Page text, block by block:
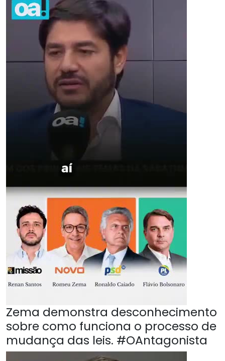
Zema demonstra desconhecimento
sobre como funciona o processo de
mudança das leis. #OAntagonista